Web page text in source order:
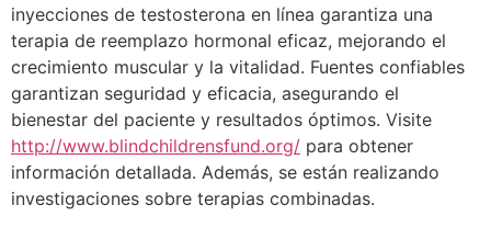
inyecciones de testosterona en línea garantiza una
terapia de reemplazo hormonal eficaz, mejorando el
crecimiento muscular y la vitalidad. Fuentes confiables
garantizan seguridad y eficacia, asegurando el
bienestar del paciente y resultados óptimos. Visite
http://www.blindchildrensfund.org/ para obtener
información detallada. Además, se están realizando
investigaciones sobre terapias combinadas.